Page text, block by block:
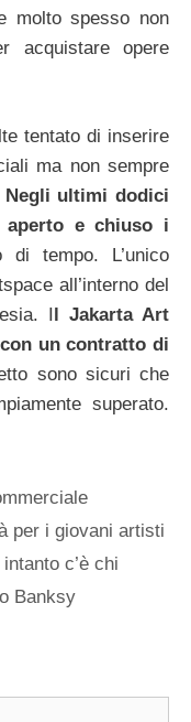
molto spesso non
acquistare opere
tentato di inserire
ma non sempre
Negli ultimi dodici
e chiuso i
tempo. L’unico
all’interno del
Il Jakarta Art
un contratto di
sono sicuri che
superato.
per i giovani artisti
c’è chi
Banksy